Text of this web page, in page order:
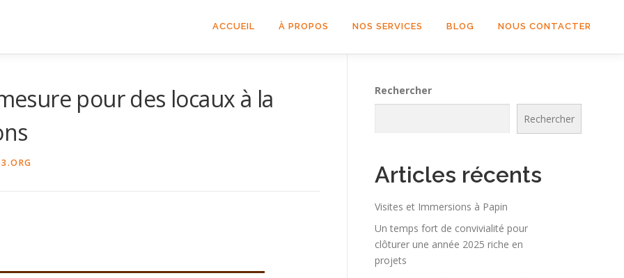
ACCUEIL À PROPOS NOS SERVICES BLOG NOUS CONTACTER
pour des locaux à la
Rechercher
Rechercher
Articles récents
Visites et Immersions à Papin
Un temps fort de convivialité pour
clôturer une année 2025 riche en
projets